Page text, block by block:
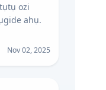
ozi
ahụ.
Nov 02, 2025